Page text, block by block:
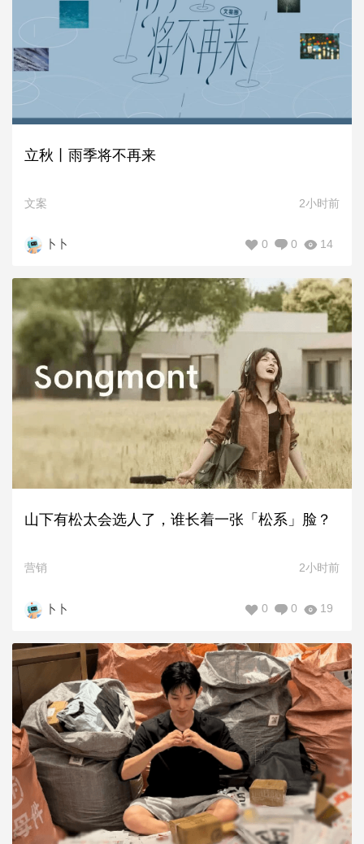
立秋丨雨季将不再来
文案 2小时前
卜卜 14
0
0
山下有松太会选人了，谁长着一张「松系」脸？
营销 2小时前
卜卜 19
0
0